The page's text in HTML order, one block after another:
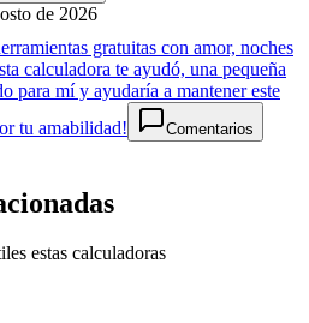
de 2026
gratuitas con amor, noches
calculadora te ayudó, una pequeña
para mí y ayudaría a mantener este
tu amabilidad!
Comentarios
estas calculadoras